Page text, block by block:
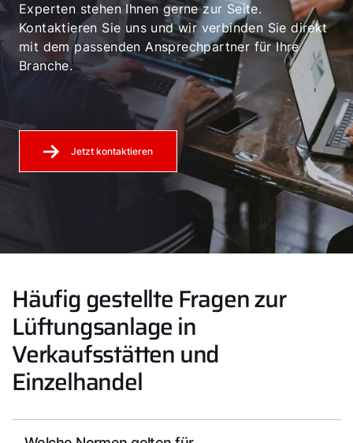
Experten stehen Ihnen gerne zur Seite.
Kontaktieren Sie uns und wir verbinden Sie direkt
mit dem passenden Ansprechpartner für Ihre
Branche.
Jetzt kontaktieren
Häufig gestellte Fragen zur
Lüftungsanlage in
Verkaufsstätten und
Einzelhandel